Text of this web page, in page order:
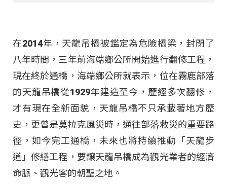
在2014年，天龍吊橋被鑑定為危險橋梁，封閉了
八年時間，三年前海端鄉公所開始進行翻修工程，
現在終於通橋，海端鄉公所就表示，位在霧鹿部落
的天龍吊橋從1929年建造至今，歷經多次翻修，
才有現在全新面貌，天龍吊橋不只承載著地方歷
史，更曾是莫拉克風災時，通往部落救災的重要路
徑，如今完工通橋，未來也將持續推動「天龍步
道」修繕工程，要讓天龍吊橋成為觀光業者的經濟
命脈、觀光客的朝聖之地。